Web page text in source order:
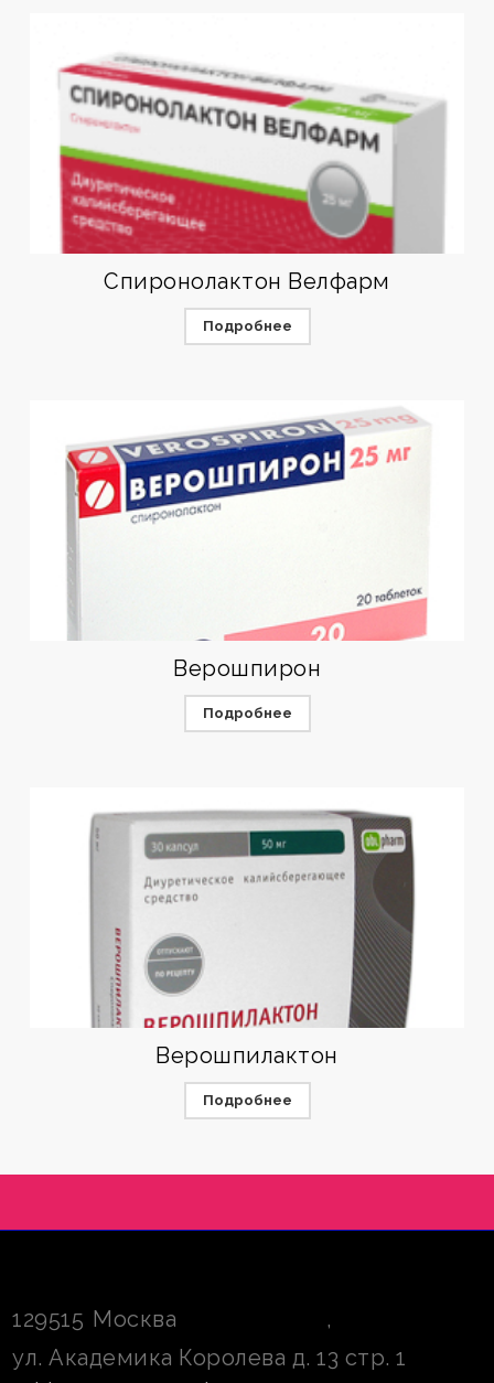
Спиронолактон Велфарм
Подробнее
Верошпирон
Подробнее
Верошпилактон
Подробнее
129515 Москва
,
ул. Академика Королева д. 13 стр. 1